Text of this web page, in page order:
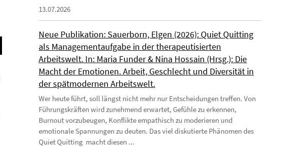
13.07.2026
Neue Publikation: Sauerborn, Elgen (2026): Quiet Quitting
als Managementaufgabe in der therapeutisierten
Arbeitswelt. In: Maria Funder & Nina Hossain (Hrsg.): Die
Macht der Emotionen. Arbeit, Geschlecht und Diversität in
der spätmodernen Arbeitswelt.
Wer heute führt, soll längst nicht mehr nur Entscheidungen treffen. Von
Führungskräften wird zunehmend erwartet, Gefühle zu erkennen,
Burnout vorzubeugen, Konflikte empathisch zu moderieren und
emotionale Spannungen zu deuten. Das viel diskutierte Phänomen des
Quiet Quitting macht diesen ...